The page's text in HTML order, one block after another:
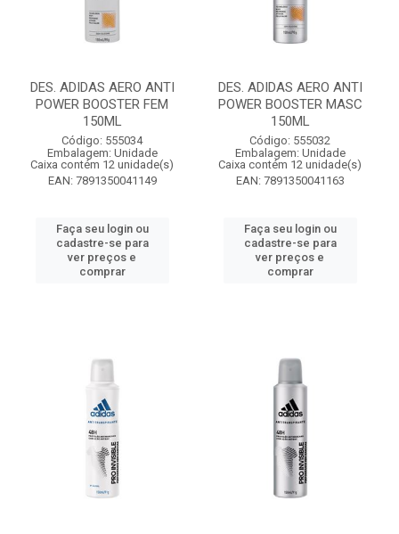
DES. ADIDAS AERO ANTI
POWER BOOSTER FEM
150ML
Código: 555034
Embalagem: Unidade
Caixa contém 12 unidade(s)
EAN: 7891350041149
Faça seu login ou
cadastre-se para
ver preços e
comprar
DES. ADIDAS AERO ANTI
POWER BOOSTER MASC
150ML
Código: 555032
Embalagem: Unidade
Caixa contém 12 unidade(s)
EAN: 7891350041163
Faça seu login ou
cadastre-se para
ver preços e
comprar